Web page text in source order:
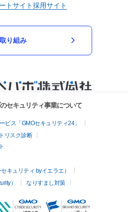
トサイト採用サイト
り組み
セキュリティ事業について
ビス「GMOセキュリティ24」
リスク診断
キュリティ byイエラエ）
）
なりすまし対策